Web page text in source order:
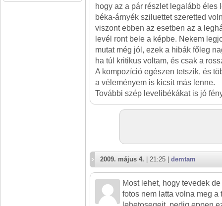
hogy az a pár részlet legalább éles
béka-árnyék sziluettet szeretted
viszont ebben az esetben az a
levél ront bele a képbe. Nekem
mutat még jól, ezek a hibák főleg
ha túl kritikus voltam, és csak a
A kompozíció egészen tetszik, és
a véleményem is kicsit más lenne.
További szép levelibékákat is jó
2009. május 4. | 21:25 | demtam
Most lehet, hogy tevedek
fotos nem latta volna meg a